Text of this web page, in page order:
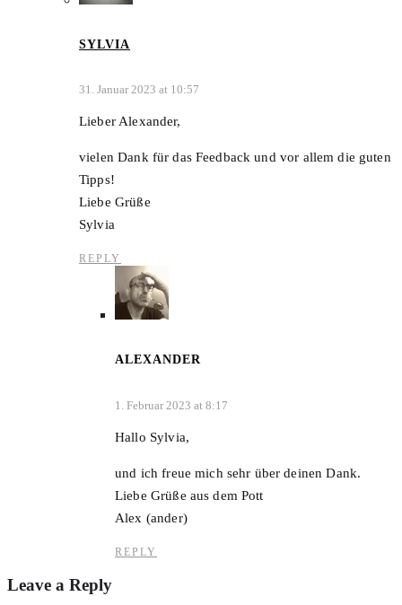
SYLVIA
31. Januar 2023 at 10:57
Lieber Alexander,
vielen Dank für das Feedback und vor allem die guten
Tipps!
Liebe Grüße
Sylvia
REPLY
ALEXANDER
1. Februar 2023 at 8:17
Hallo Sylvia,
und ich freue mich sehr über deinen Dank.
Liebe Grüße aus dem Pott
Alex (ander)
REPLY
Leave a Reply